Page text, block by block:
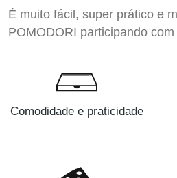
É muito fácil, super prático e
POMODORI participando com
Comodidade e praticidade